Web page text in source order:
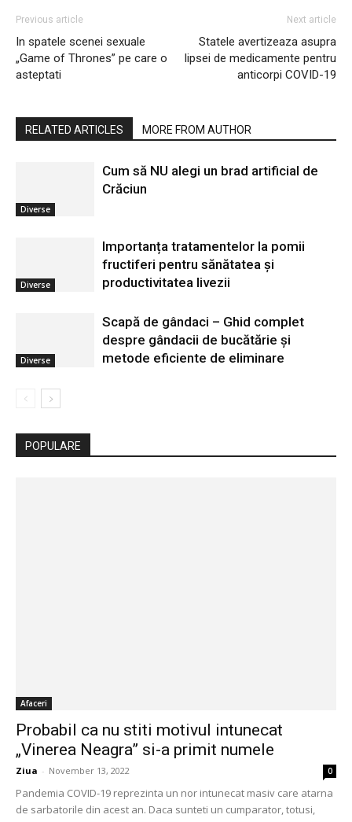
Previous article
In spatele scenei sexuale
„Game of Thrones” pe care o
asteptati
Next article
Statele avertizeaza asupra
lipsei de medicamente pentru
anticorpi COVID-19
RELATED ARTICLES MORE FROM AUTHOR
Diverse
Cum să NU alegi un brad artificial de
Crăciun
Diverse
Importanța tratamentelor la pomii
fructiferi pentru sănătatea și
productivitatea livezii
Diverse
Scapă de gândaci – Ghid complet
despre gândacii de bucătărie și
metode eficiente de eliminare
POPULARE
Afaceri
Probabil ca nu stiti motivul intunecat
„Vinerea Neagra” si-a primit numele
Ziua - November 13, 2022 0
Pandemia COVID-19 reprezinta un nor intunecat masiv care atarna
de sarbatorile din acest an. Daca sunteti un cumparator, totusi,